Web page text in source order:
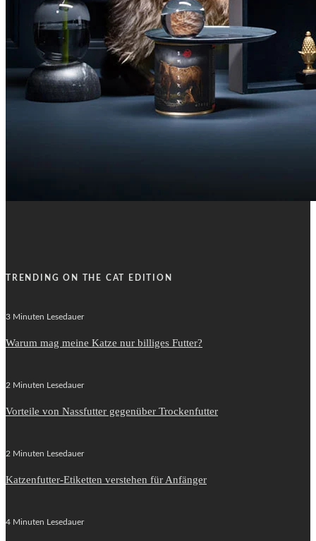
TRENDING ON THE CAT EDITION
3 Minuten Lesedauer
Warum mag meine Katze nur billiges Futter?
2 Minuten Lesedauer
Vorteile von Nassfutter gegenüber Trockenfutter
2 Minuten Lesedauer
Katzenfutter-Etiketten verstehen für Anfänger
4 Minuten Lesedauer